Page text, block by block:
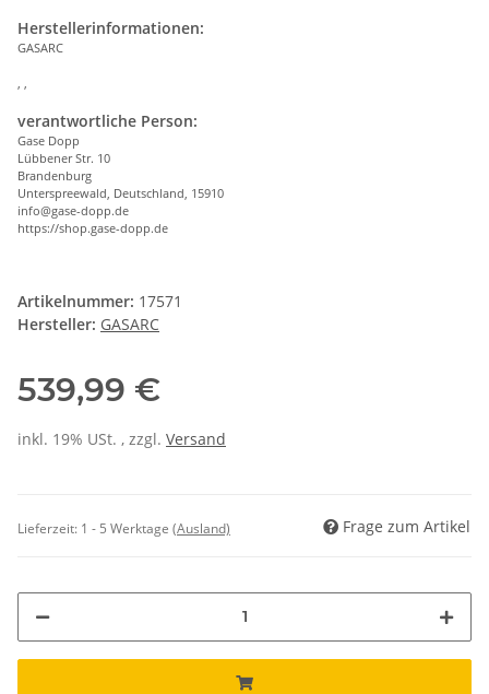
Herstellerinformationen:
GASARC
verantwortliche Person:
Gase Dopp
Lübbener Str. 10
Brandenburg
Unterspreewald, Deutschland, 15910
info@gase-dopp.de
https://shop.gase-dopp.de
Artikelnummer: 17571
Hersteller: GASARC
539,99 €
inkl. 19% USt. , zzgl. Versand
Lieferzeit: 1 - 5 Werktage (Ausland) Frage zum Artikel